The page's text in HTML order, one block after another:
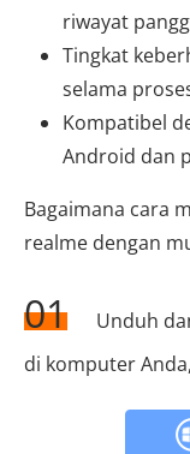
riwayat
Tingkat
selama
Kompatibel
Android dan
Bagaimana cara
realme dengan
01
Unduh
di komputer